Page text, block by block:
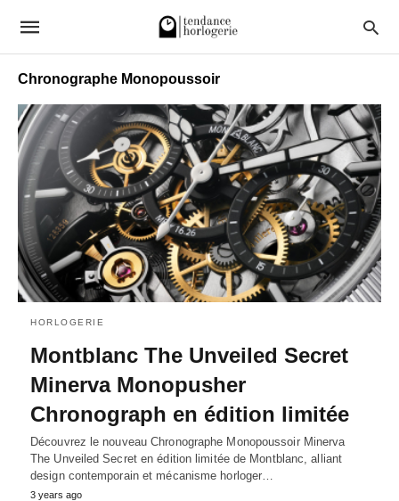
Chronographe Monopoussoir
HORLOGERIE
Montblanc The Unveiled Secret
Minerva Monopusher
Chronograph en édition limitée
Découvrez le nouveau Chronographe Monopoussoir Minerva
The Unveiled Secret en édition limitée de Montblanc, alliant
design contemporain et mécanisme horloger…
3 years ago